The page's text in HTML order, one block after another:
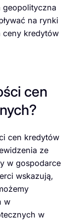
geopolityczna
na rynki
ceny kredytów
cen
cen kredytów
ze
w gospodarce
wskazują,
w
w